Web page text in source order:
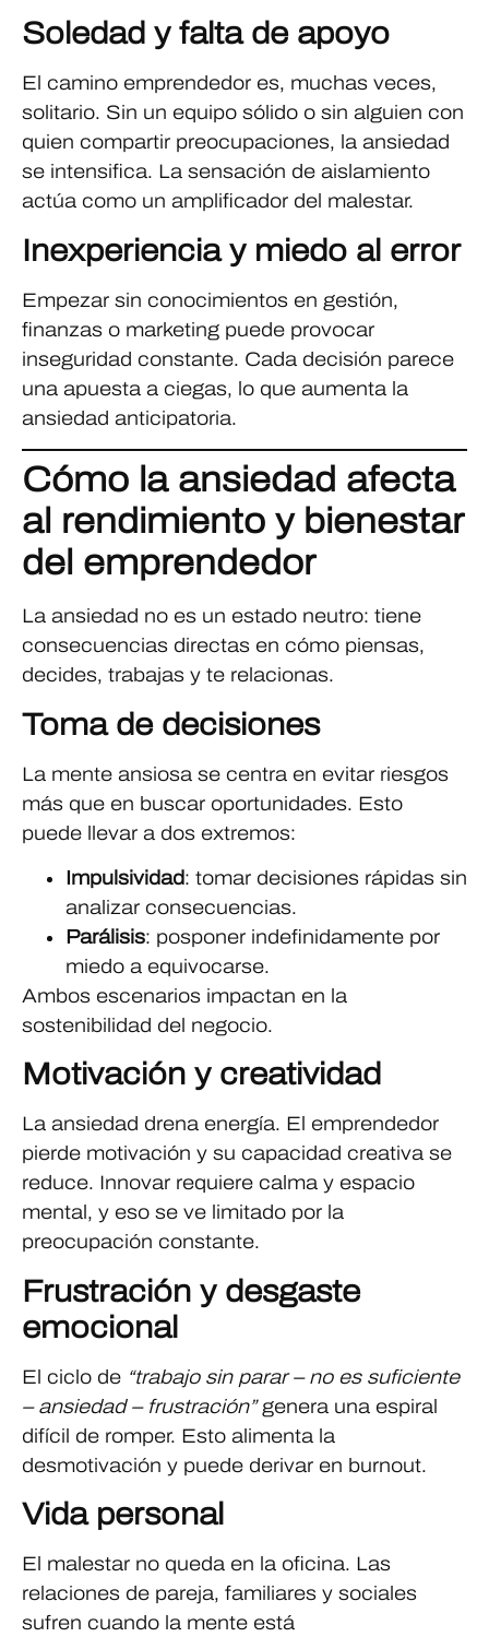
Soledad y falta de apoyo
El camino emprendedor es, muchas veces,
solitario. Sin un equipo sólido o sin alguien con
quien compartir preocupaciones, la ansiedad
se intensifica. La sensación de aislamiento
actúa como un amplificador del malestar.
Inexperiencia y miedo al error
Empezar sin conocimientos en gestión,
finanzas o marketing puede provocar
inseguridad constante. Cada decisión parece
una apuesta a ciegas, lo que aumenta la
ansiedad anticipatoria.
Cómo la ansiedad afecta
al rendimiento y bienestar
del emprendedor
La ansiedad no es un estado neutro: tiene
consecuencias directas en cómo piensas,
decides, trabajas y te relacionas.
Toma de decisiones
La mente ansiosa se centra en evitar riesgos
más que en buscar oportunidades. Esto
puede llevar a dos extremos:
Impulsividad: tomar decisiones rápidas sin
analizar consecuencias.
Parálisis: posponer indefinidamente por
miedo a equivocarse.
Ambos escenarios impactan en la
sostenibilidad del negocio.
Motivación y creatividad
La ansiedad drena energía. El emprendedor
pierde motivación y su capacidad creativa se
reduce. Innovar requiere calma y espacio
mental, y eso se ve limitado por la
preocupación constante.
Frustración y desgaste
emocional
El ciclo de “trabajo sin parar – no es suficiente
– ansiedad – frustración”genera una espiral
difícil de romper. Esto alimenta la
desmotivación y puede derivar en burnout.
Vida personal
El malestar no queda en la oficina. Las
relaciones de pareja, familiares y sociales
sufren cuando la mente está